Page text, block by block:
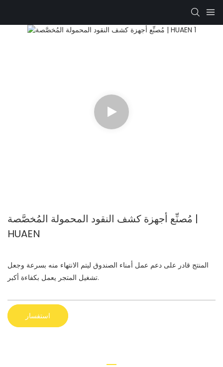
مُصنِّع أجهزة كشف النقود المحمولة المُخصَّصة |
HUAEN
المنتج قادر على دعم عمل أمناء الصندوق ليتم الانتهاء منه بسرعة وجعل
تشغيل المتجر يعمل بكفاءة أكبر.
استفسار